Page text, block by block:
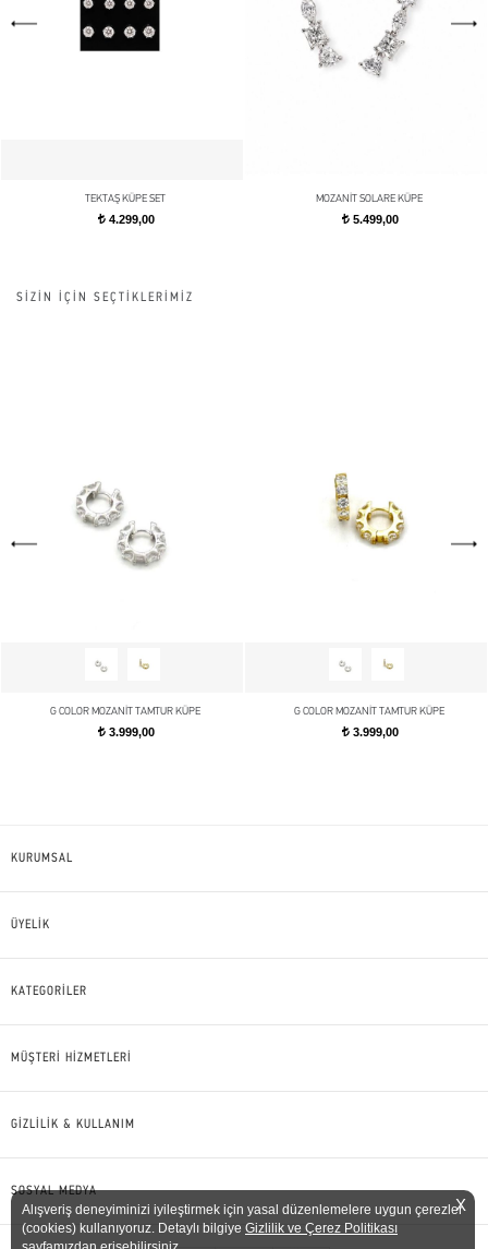
TEKTAŞ KÜPE SET
t4.299,00
MOZANİT SOLARE KÜPE
t5.499,00
SİZİN İÇİN SEÇTİKLERİMİZ
G COLOR MOZANİT TAMTUR KÜPE
t3.999,00
G COLOR MOZANİT TAMTUR KÜPE
t3.999,00
KURUMSAL
ÜYELİK
KATEGORİLER
MÜŞTERİ HİZMETLERİ
GİZLİLİK & KULLANIM
SOSYAL MEDYA
Alışveriş deneyiminizi iyileştirmek için yasal düzenlemelere uygun çerezler
(cookies) kullanıyoruz. Detaylı bilgiye Gizlilik ve Çerez Politikası
X